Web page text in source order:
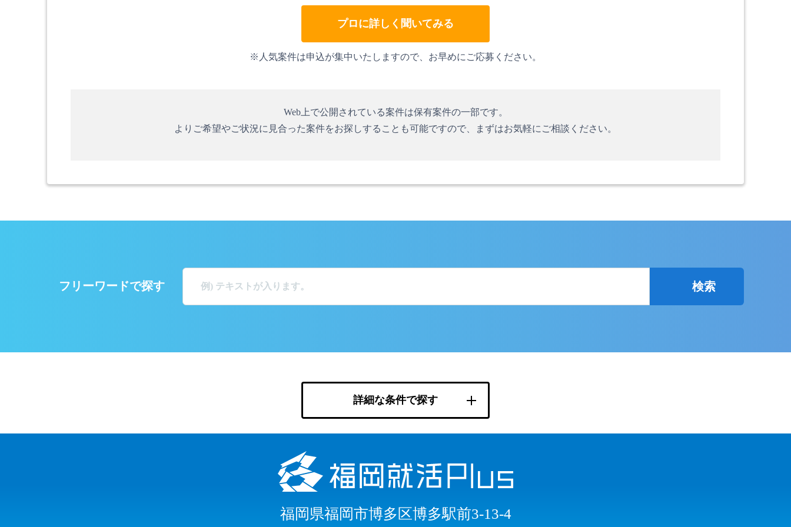
プロに詳しく聞いてみる
※人気案件は申込が集中いたしますので、お早めにご応募ください。
Web上で公開されている案件は保有案件の一部です。
よりご希望やご状況に見合った案件をお探しすることも可能ですので、まずはお気軽にご相談ください。
フリーワードで探す
詳細な条件で探す
福岡県福岡市博多区博多駅前3-13-4